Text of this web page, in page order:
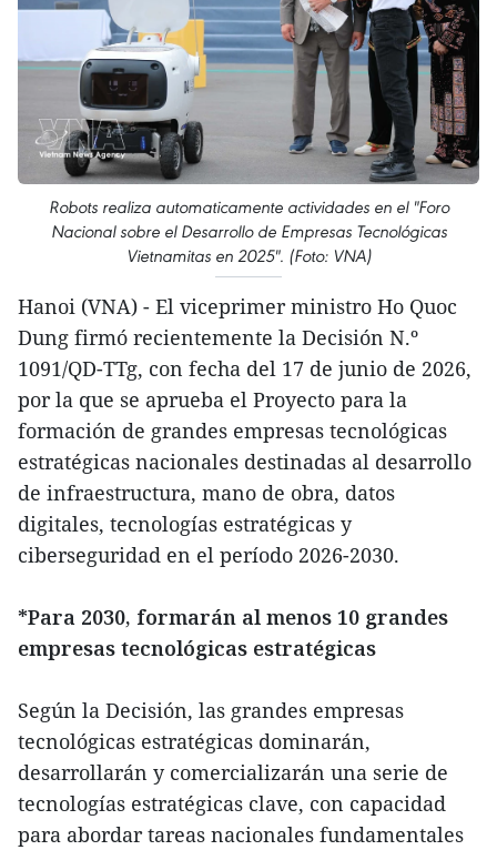
Robots realiza automaticamente actividades en el "Foro
Nacional sobre el Desarrollo de Empresas Tecnológicas
Vietnamitas en 2025". (Foto: VNA)
Hanoi (VNA) - El viceprimer ministro Ho Quoc
Dung firmó recientemente la Decisión N.º
1091/QD-TTg, con fecha del 17 de junio de 2026,
por la que se aprueba el Proyecto para la
formación de grandes empresas tecnológicas
estratégicas nacionales destinadas al desarrollo
de infraestructura, mano de obra, datos
digitales, tecnologías estratégicas y
ciberseguridad en el período 2026-2030.
*Para 2030, formarán al menos 10 grandes
empresas tecnológicas estratégicas
Según la Decisión, las grandes empresas
tecnológicas estratégicas dominarán,
desarrollarán y comercializarán una serie de
tecnologías estratégicas clave, con capacidad
para abordar tareas nacionales fundamentales